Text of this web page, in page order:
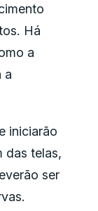
Há
a
a
iniciarão
das telas,
ser